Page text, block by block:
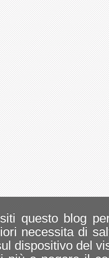
questo blog
necessita di
dispositivo del